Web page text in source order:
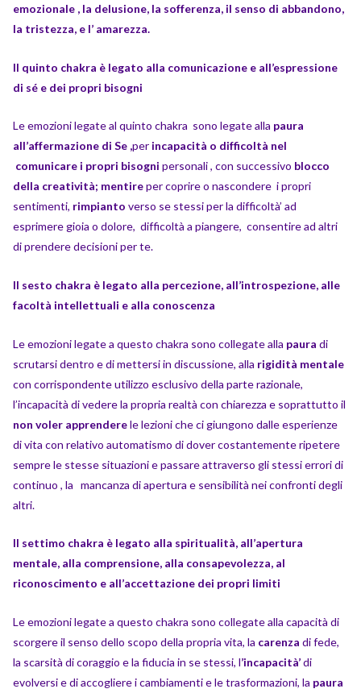
emozionale , la delusione, la sofferenza, il senso di abbandono,
la tristezza, e l’ amarezza.
Il quinto chakra è legato alla comunicazione e all’espressione
di sé e dei propri bisogni
Le emozioni legate al quinto chakra sono legate alla paura
all’affermazione di Se ,per incapacità o difficoltà nel
comunicare i propri bisogni personali , con successivo blocco
della creatività; mentireper coprire o nascondere i propri
sentimenti, rimpianto verso se stessi per la difficoltà’ ad
esprimere gioia o dolore, difficoltà a piangere, consentire ad altri
di prendere decisioni per te.
Il sesto chakra è legato alla percezione, all’introspezione, alle
facoltà intellettuali e alla conoscenza
Le emozioni legate a questo chakra sono collegate alla paura di
scrutarsi dentro e di mettersi in discussione, alla rigidità mentale
con corrispondente utilizzo esclusivo della parte razionale,
l’incapacità di vedere la propria realtà con chiarezza e soprattutto il
non voler apprenderele lezioni che ci giungono dalle esperienze
di vita con relativo automatismo di dover costantemente ripetere
sempre le stesse situazioni e passare attraverso gli stessi errori di
continuo , la mancanza di apertura e sensibilità nei confronti degli
altri.
Il settimo chakra è legato alla spiritualità, all’apertura
mentale, alla comprensione, alla consapevolezza, al
riconoscimento e all’accettazione dei propri limiti
Le emozioni legate a questo chakra sono collegate alla capacità di
scorgere il senso dello scopo della propria vita, la carenza di fede,
la scarsità di coraggio e la fiducia in se stessi, l’incapacità’di
evolversi e di accogliere i cambiamenti e le trasformazioni, la paura